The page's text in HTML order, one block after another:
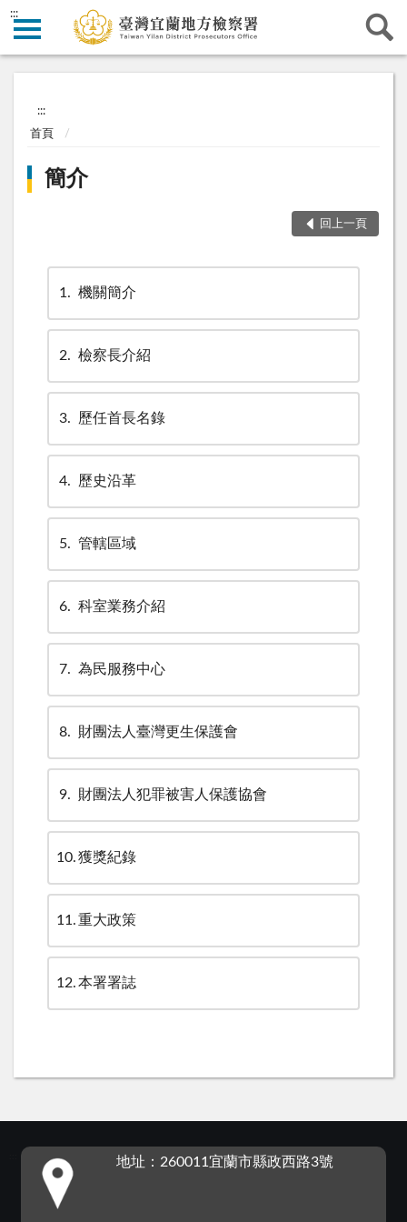
:::
:::
首頁
簡介
回上一頁
1 機關簡介
2 檢察長介紹
3 歷任首長名錄
4 歷史沿革
5 管轄區域
6 科室業務介紹
7 為民服務中心
8 財團法人臺灣更生保護會
9 財團法人犯罪被害人保護協會
10 獲獎紀錄
11 重大政策
12 本署署誌
地址：260011宜蘭市縣政西路3號